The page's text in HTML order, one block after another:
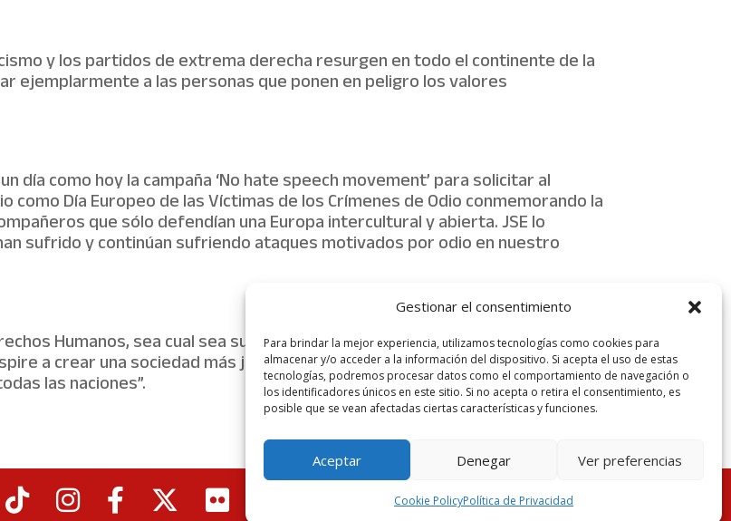
Gestionar el consentimiento
Para brindar la mejor experiencia, utilizamos tecnologías como cookies para
almacenar y/o acceder a la información del dispositivo. Si acepta el uso de estas
tecnologías, podremos procesar datos como el comportamiento de navegación o
los identificadores únicos en este sitio. Si no acepta o retira el consentimiento, es
posible que se vean afectadas ciertas características y funciones.
Aceptar Denegar Ver preferencias
Cookie PolicyPolítica de Privacidad
y los partidos de extrema derecha resurgen en todo el continente de la
ejemplarmente a las personas que ponen en peligro los valores
día como hoy la campaña ‘No hate speech movement’ para solicitar al
como Día Europeo de las Víctimas de los Crímenes de Odio conmemorando la
que sólo defendían una Europa intercultural y abierta. JSE lo
sufrido y continúan sufriendo ataques motivados por odio en nuestro
Humanos, sea cual sea su naturaleza, en España o en el exterior, debe
a crear una sociedad más justa, más libre y más igualitaria pues en ella
las naciones”.
Aviso legal Política de Privacidad